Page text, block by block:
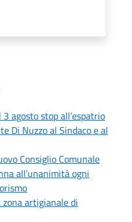
agosto stop all’espatrio
Di Nuzzo al Sindaco e al
Consiglio Comunale
all’unanimità ogni
artigianale di